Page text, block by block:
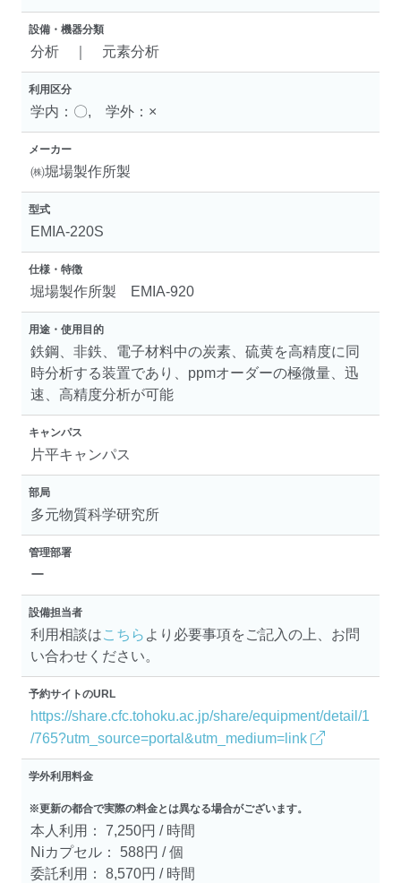
設備・機器分類
分析 ｜ 元素分析
利用区分
学内：〇, 学外：×
メーカー
㈱堀場製作所製
型式
EMIA-220S
仕様・特徴
堀場製作所製 EMIA-920
用途・使用目的
鉄鋼、非鉄、電子材料中の炭素、硫黄を高精度に同
時分析する装置であり、ppmオーダーの極微量、迅
速、高精度分析が可能
キャンパス
片平キャンパス
部局
多元物質科学研究所
管理部署
ー
設備担当者
利用相談はこちら より必要事項をご記入の上、お問
い合わせください。
予約サイトのURL
https://share.cfc.tohoku.ac.jp/share/equipment/detail/1
/765?utm_source=portal&utm_medium=link
学外利用料金
※更新の都合で実際の料金とは異なる場合がございます。
本人利用： 7,250円 / 時間
Niカプセル： 588円 / 個
委託利用： 8,570円 / 時間